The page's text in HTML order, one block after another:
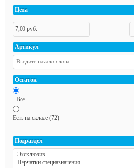
Цена
Артикул
Остаток
- Все -
Есть на складе (72)
Подраздел